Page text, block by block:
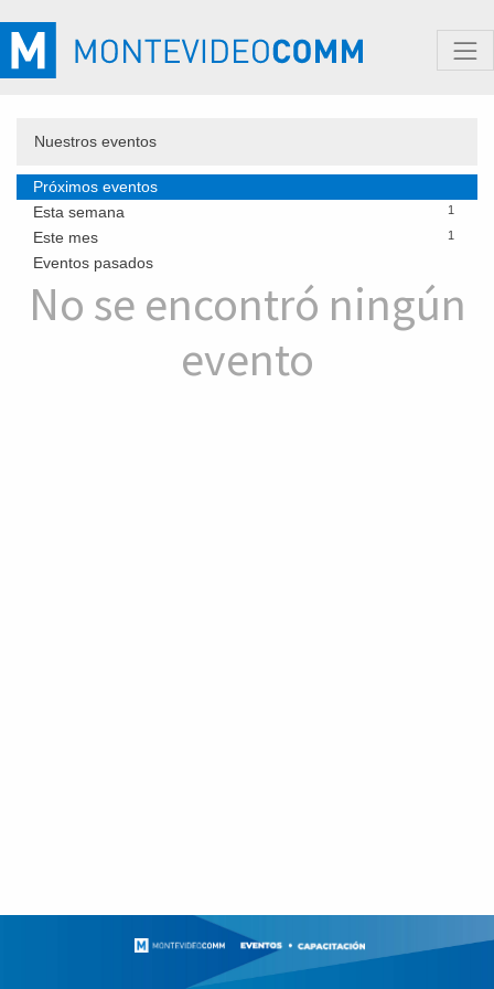
Nuestros eventos
Próximos eventos
Esta semana
1
Este mes 1
Eventos pasados
No se encontró ningún
evento